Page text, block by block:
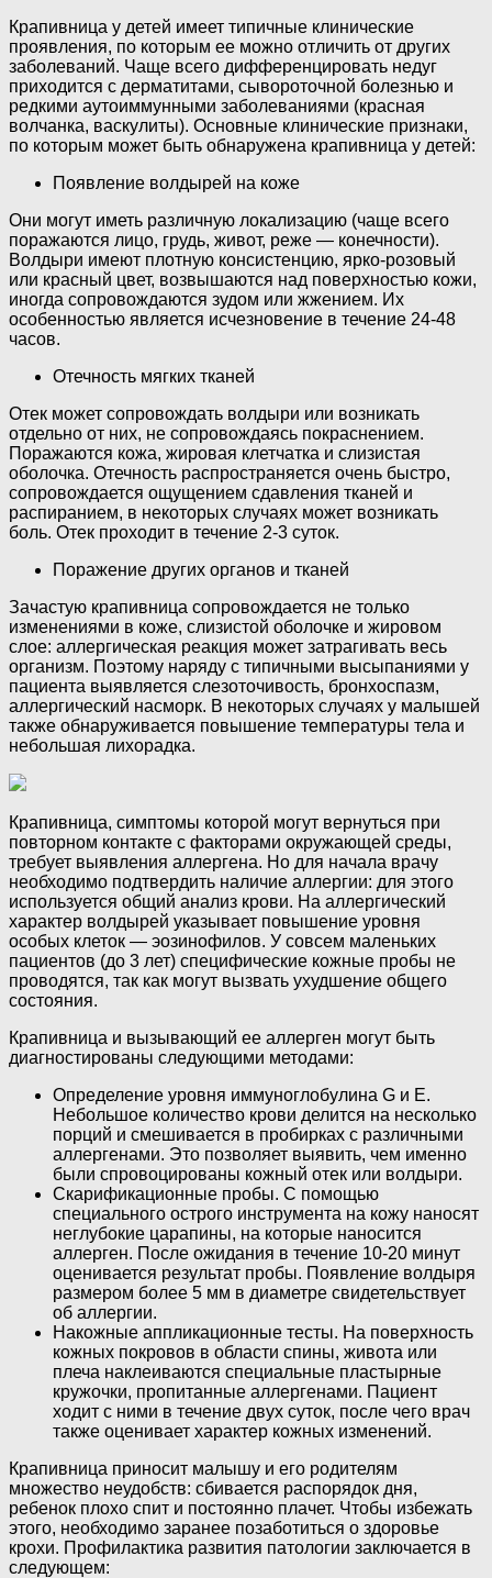
Крапивница у детей имеет типичные клинические
проявления, по которым ее можно отличить от других
заболеваний. Чаще всего дифференцировать недуг
приходится с дерматитами, сывороточной болезнью и
редкими аутоиммунными заболеваниями (красная
волчанка, васкулиты). Основные клинические признаки,
по которым может быть обнаружена крапивница у детей:
Появление волдырей на коже
Они могут иметь различную локализацию (чаще всего
поражаются лицо, грудь, живот, реже — конечности).
Волдыри имеют плотную консистенцию, ярко-розовый
или красный цвет, возвышаются над поверхностью кожи,
иногда сопровождаются зудом или жжением. Их
особенностью является исчезновение в течение 24-48
часов.
Отечность мягких тканей
Отек может сопровождать волдыри или возникать
отдельно от них, не сопровождаясь покраснением.
Поражаются кожа, жировая клетчатка и слизистая
оболочка. Отечность распространяется очень быстро,
сопровождается ощущением сдавления тканей и
распиранием, в некоторых случаях может возникать
боль. Отек проходит в течение 2-3 суток.
Поражение других органов и тканей
Зачастую крапивница сопровождается не только
изменениями в коже, слизистой оболочке и жировом
слое: аллергическая реакция может затрагивать весь
организм. Поэтому наряду с типичными высыпаниями у
пациента выявляется слезоточивость, бронхоспазм,
аллергический насморк. В некоторых случаях у малышей
также обнаруживается повышение температуры тела и
небольшая лихорадка.
Крапивница, симптомы которой могут вернуться при
повторном контакте с факторами окружающей среды,
требует выявления аллергена. Но для начала врачу
необходимо подтвердить наличие аллергии: для этого
используется общий анализ крови. На аллергический
характер волдырей указывает повышение уровня
особых клеток — эозинофилов. У совсем маленьких
пациентов (до 3 лет) специфические кожные пробы не
проводятся, так как могут вызвать ухудшение общего
состояния.
Крапивница и вызывающий ее аллерген могут быть
диагностированы следующими методами:
Определение уровня иммуноглобулина G и E.
Небольшое количество крови делится на несколько
порций и смешивается в пробирках с различными
аллергенами. Это позволяет выявить, чем именно
были спровоцированы кожный отек или волдыри.
Скарификационные пробы. С помощью
специального острого инструмента на кожу наносят
неглубокие царапины, на которые наносится
аллерген. После ожидания в течение 10-20 минут
оценивается результат пробы. Появление волдыря
размером более 5 мм в диаметре свидетельствует
об аллергии.
Накожные аппликационные тесты. На поверхность
кожных покровов в области спины, живота или
плеча наклеиваются специальные пластырные
кружочки, пропитанные аллергенами. Пациент
ходит с ними в течение двух суток, после чего врач
также оценивает характер кожных изменений.
Крапивница приносит малышу и его родителям
множество неудобств: сбивается распорядок дня,
ребенок плохо спит и постоянно плачет. Чтобы избежать
этого, необходимо заранее позаботиться о здоровье
крохи. Профилактика развития патологии заключается в
следующем: